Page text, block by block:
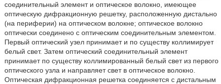
соединительный элемент и оптическое волокно, имеющее
оптическую дифракционную решетку, расположенную дистально
(на периферии) на оптическом волокне; оптическое волокно
оптически соединено с оптическим соединительным элементом.
Первый оптический узел принимает и по существу коллимирует
белый свет. Затем оптический соединительный элемент
принимает по существу коллимированный белый свет из первого
оптического узла и направляет свет в оптическое волокно.
Оптическая дифракционная решетка соединяется с дистальным